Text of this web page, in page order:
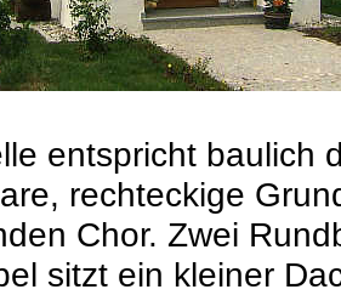
entspricht baulich
rechteckige
Chor. Zwei
sitzt ein kleiner